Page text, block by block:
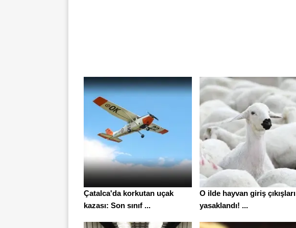
Çatalca'da korkutan uçak
kazası: Son sınıf ...
O ilde hayvan giriş çıkışları
yasaklandı! ...